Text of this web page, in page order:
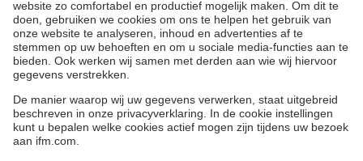
en roterende machinedelen. Acceleratiesensoren in
combinatie met een diagnose-elektronica dienen voor de
omvattende trillingsbewaking van grote aandrijvingen.
Duurzaamheid
Algemene verkoop- en leveringsvoorwaarden